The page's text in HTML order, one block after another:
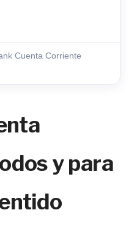
Cuenta Corriente
y para